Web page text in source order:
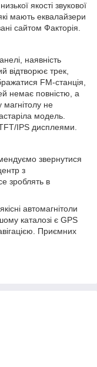
якості звукової
мають еквалайзери
сайтом Факторія.
наявність
відтворює трек,
FM-станція,
немає повністю, а
магнітолу не
модель.
IPS дисплеями.
звернутися
з
зроблять в
автомагнітоли
каталозі є GPS
Приємних